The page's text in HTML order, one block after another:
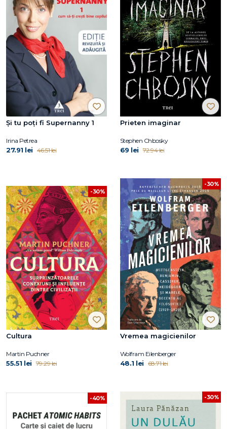
Şi tu poţi fi Supernanny 1
Irina Petrea
27.91 lei 46.51 lei
Prieten imaginar
Stephen Chbosky
69 lei 72.94 lei
-30%
Cultura
Martin Puchner
55.51 lei 79.29 lei
-30%
Vremea magicienilor
Wolfram Eilenberger
48.1 lei 68.71 lei
-40% -30%